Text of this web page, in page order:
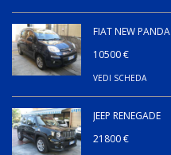
FIAT NEW PANDA
10500 €
VEDI SCHEDA
JEEP RENEGADE
21800 €